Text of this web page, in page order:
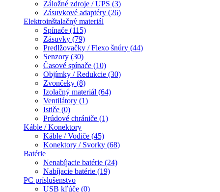
Záložné zdroje / UPS (3)
Zásuvkové adaptéry (26)
Elektroinštalačný materiál
Spínače (115)
Zásuvky (79)
Predlžovačky / Flexo šnúry (44)
Senzory (30)
Časové spínače (10)
Objímky / Redukcie (30)
Zvončeky (8)
Izolačný materiál (64)
Ventilátory (1)
Ističe (0)
Prúdové chrániče (1)
Káble / Konektory
Káble / Vodiče (45)
Konektory / Svorky (68)
Batérie
Nenabíjacie batérie (24)
Nabíjacie batérie (19)
PC príslušenstvo
USB kľúče (0)